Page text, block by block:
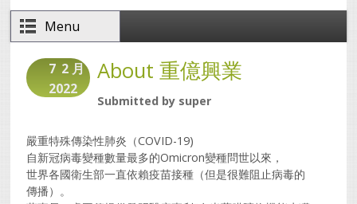
Menu
7 2 月
2022
About 重億興業
Submitted by super
嚴重特殊傳染性肺炎（COVID-19)
自新冠病毒變種數量最多的Omicron變種問世以來，
世界各國衛生部一直依賴疫苗接種（但是很難阻止病毒的
傳播）。